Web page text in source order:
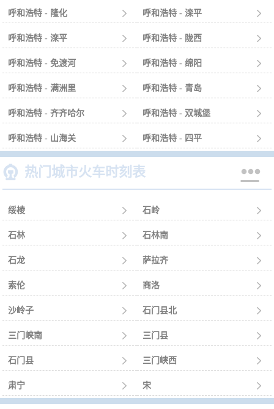
呼和浩特 - 隆化  呼和浩特 - 滦平 
呼和浩特 - 滦平  呼和浩特 - 陇西 
呼和浩特 - 免渡河  呼和浩特 - 绵阳 
呼和浩特 - 满洲里  呼和浩特 - 青岛 
呼和浩特 - 齐齐哈尔  呼和浩特 - 双城堡 
呼和浩特 - 山海关  呼和浩特 - 四平 
 热门城市火车时刻表 
绥棱  石岭 
石林  石林南 
石龙  萨拉齐 
索伦  商洛 
沙岭子  石门县北 
三门峡南  三门县 
石门县  三门峡西 
肃宁  宋 